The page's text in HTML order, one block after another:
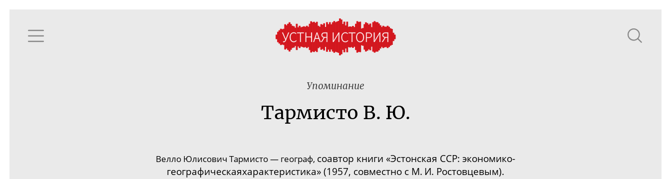
Упоминание
Тармисто В. Ю.
Велло Юлисович Тармисто — географ, соавтор книги «Эстонская ССР: экономико-
географическаяхарактеристика» (1957, совместно с М. И. Ростовцевым).